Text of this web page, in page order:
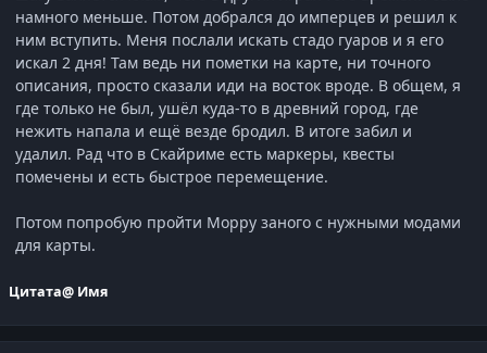
намного меньше. Потом добрался до имперцев и решил к
ним вступить. Меня послали искать стадо гуаров и я его
искал 2 дня! Там ведь ни пометки на карте, ни точного
описания, просто сказали иди на восток вроде. В общем, я
где только не был, ушёл куда-то в древний город, где
нежить напала и ещё везде бродил. В итоге забил и
удалил. Рад что в Скайриме есть маркеры, квесты
помечены и есть быстрое перемещение.
Потом попробую пройти Морру заного с нужными модами
для карты.
Цитата@ Имя